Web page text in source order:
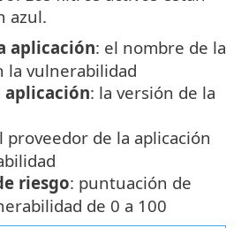
azul.
aplicación: el nombre de la
la vulnerabilidad
aplicación: la versión de la
proveedor de la aplicación
riesgo: puntuación de
de 0 a 100